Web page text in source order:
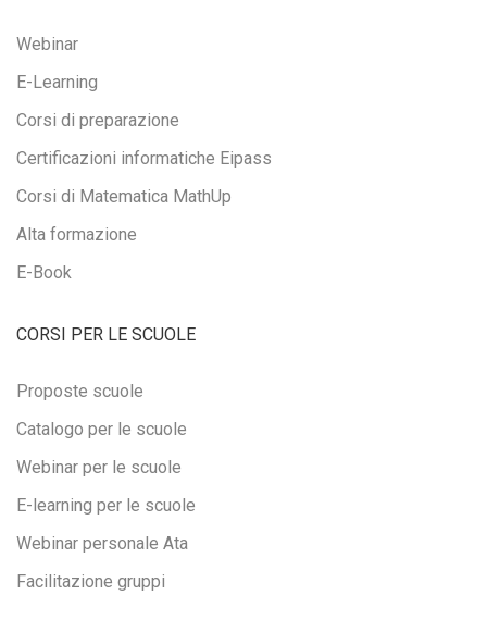
Webinar
E-Learning
Corsi di preparazione
Certificazioni informatiche Eipass
Corsi di Matematica MathUp
Alta formazione
E-Book
CORSI PER LE SCUOLE
Proposte scuole
Catalogo per le scuole
Webinar per le scuole
E-learning per le scuole
Webinar personale Ata
Facilitazione gruppi